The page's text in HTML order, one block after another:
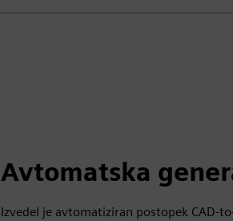
Avtomatska
Izvedel je avtomatiziran postopek CAD-